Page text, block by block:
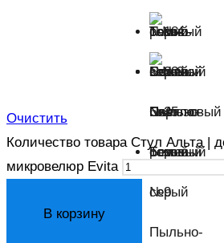
розовый
Темно-
зеленый
№18
Светло-
бирюзовый
№23
Светло-
серый
№25
Темно-
серый
№4
Бежевый
№9
Пыльно-
Очистить
Количество товара Стул Альта |
микровелюр Evita
В корзину